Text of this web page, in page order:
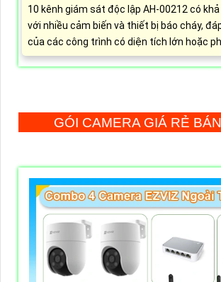
10 kênh giám sát độc lập AH-00212 có
với nhiều cảm biến và thiết bị báo cháy,
của các công trình có diện tích lớn hoặc
GÓI CAMERA GIÁ RẺ